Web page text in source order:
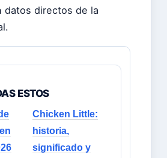
datos directos de la
ESTOS
Chicken Little:
historia,
significado y